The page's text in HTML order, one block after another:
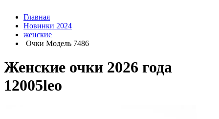
Главная
Новинки 2024
женские
Очки Модель 7486
Женские очки 2026 года
12005leo